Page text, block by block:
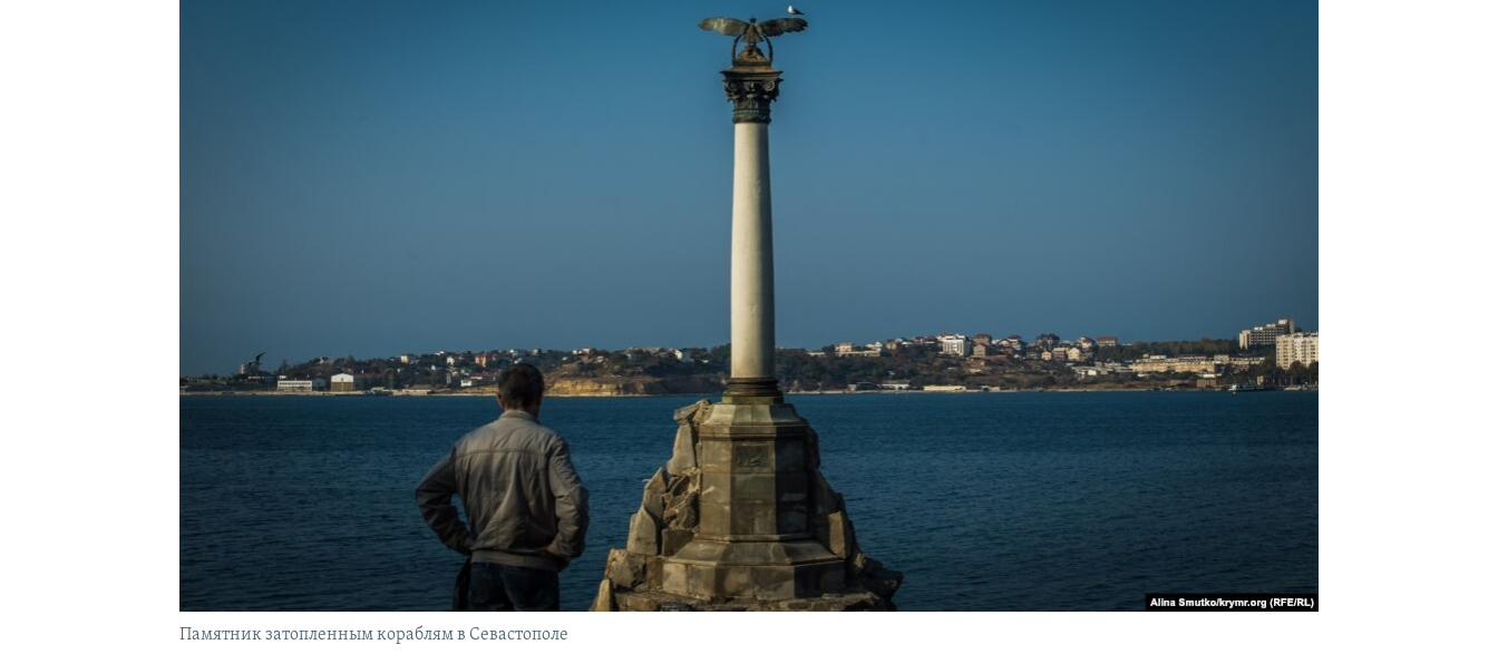
Памятник затопленным кораблям в Севастополе